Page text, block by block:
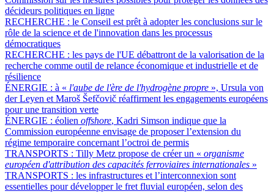
décideurs politiques en ligne
RECHERCHE : le Conseil est prêt à adopter les conclusions sur le
rôle de la science et de l'innovation dans les processus
démocratiques
RECHERCHE : les pays de l'UE débattront de la valorisation de la
recherche comme outil de relance économique et industrielle et de
résilience
ÉNERGIE : à « l'aube de l'ère de l'hydrogène propre », Ursula von
der Leyen et Maroš Šefčovič réaffirment les engagements européens
pour une transition verte
ÉNERGIE : éolien offshore, Kadri Simson indique que la
Commission européenne envisage de proposer l’extension du
régime temporaire concernant l’octroi de permis
TRANSPORTS : Tilly Metz propose de créer un « organisme
européen d'attribution des capacités ferroviaires internationales »
TRANSPORTS : les infrastructures et l’interconnexion sont
essentielles pour développer le fret fluvial européen, selon des